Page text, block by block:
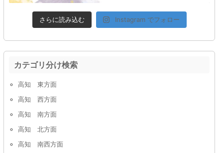
さらに読み込む Instagram でフォロー
カテゴリ分け検索
高知 東方面
高知 西方面
高知 南方面
高知 北方面
高知 南西方面